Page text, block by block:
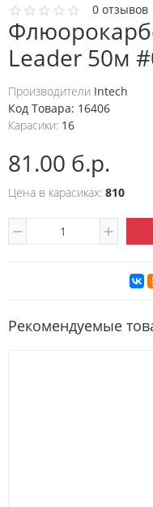
0 отзывов
Leader 50м
Производители Intech
Код Товара: 16406
Карасики: 16
81.00 б.р.
Цена в карасиках: 810
Рекомендуемые